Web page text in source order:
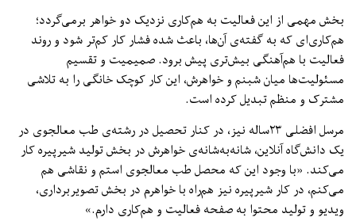
بخش مهمی از این فعالیت به هم‌کاری نزدیک دو خواهر برمی‌گردد؛
هم‌کاری‌ای که به گفته‌ی آن‌ها، باعث شده فشار کار کم‌تر شود و روند
فعالیت با هم‌آهنگی بیش‌تری پیش برود. صمیمیت و تقسیم
مسئولیت‌ها میان شبنم و خواهرش، این کار کوچک خانگی را به تلاشی
مشترک و منظم تبدیل کرده است.
مرسل افضلی ۲۳ساله نیز، در کنار تحصیل در رشته‌ی طب معالجوی در
یک دانش‌گاه آنلاین، شانه‌به‌شانه‌ی خواهرش در بخش تولید شیرپیره کار
می‌کند. «با وجود این که محصل طب معالجوی استم و نقاشی هم
می‌کنم، در کار شیرپیره نیز هم‌راه با خواهرم در بخش تصویربرداری،
ویدیو و تولید محتوا به صفحه فعالیت و هم‌کاری دارم.»